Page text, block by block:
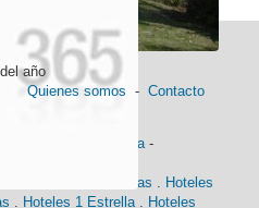
año
Quienes somos - Contacto
Historia-
Hoteles 4 Estrellas . Hoteles
. Hoteles 1 Estrella. Hoteles